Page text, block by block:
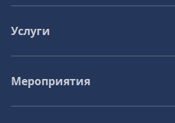
Услуги
Мероприятия